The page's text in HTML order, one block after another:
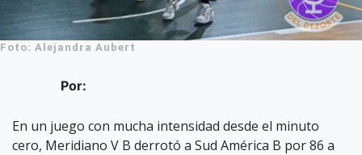
Foto: Alejandra Aubert
Por:
En un juego con mucha intensidad desde el minuto
cero, Meridiano V B derrotó a Sud América B por 86 a